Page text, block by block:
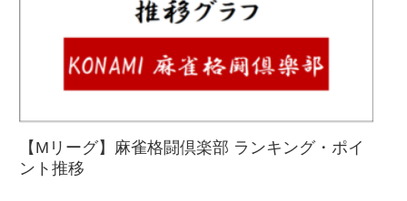
【Mリーグ】麻雀格闘倶楽部 ランキング・ポイ
ント推移